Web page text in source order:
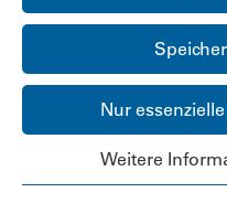
Nur
Weitere
Zentral